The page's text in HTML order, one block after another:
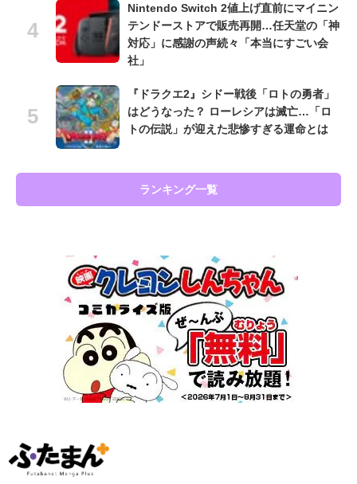
Nintendo Switch 2値上げ直前にマイニン
テンドーストアで販売再開…任天堂の「神
対応」に感謝の声続々「本当にすごい会
社」
『ドラクエ2』シドー戦後「ロトの勇者」
はどうなった？ ローレシアは滅亡…「ロ
トの伝説」が迎えた悲惨すぎる運命とは
ランキング一覧